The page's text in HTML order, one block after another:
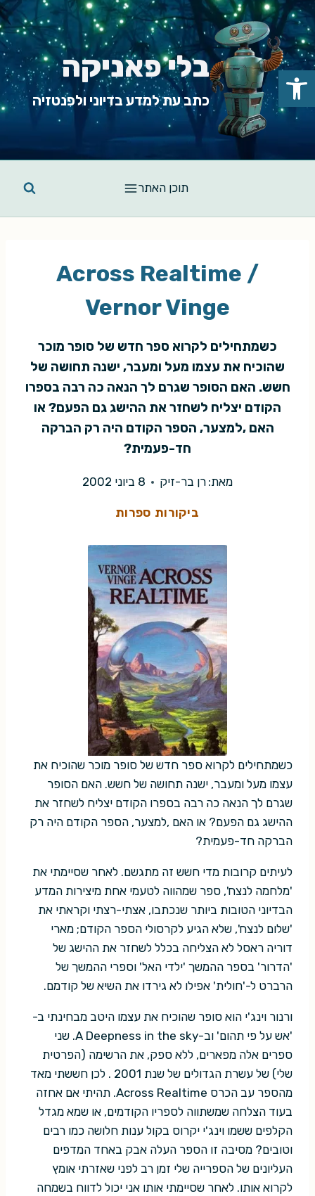
Skip
to
content
בלי פאניקה
כתב עת למדע בדיוני ולפנטזיה
תוכן האתר
Across Realtime /
Vernor Vinge
כשמתחילים לקרוא ספר חדש של סופר מוכר
שהוכיח את עצמו מעל ומעבר, ישנה תחושה של
חשש. האם הסופר שגרם לך הנאה כה רבה בספרו
הקודם יצליח לשחזר את ההישג גם הפעם? או
האם ,למצער, הספר הקודם היה רק הברקה
חד-פעמית?
מאת: רן בר-זיק 8 ביוני 2002
ביקורות ספרות
כשמתחילים לקרוא ספר חדש של סופר מוכר שהוכיח את
עצמו מעל ומעבר, ישנה תחושה של חשש. האם הסופר
שגרם לך הנאה כה רבה בספרו הקודם יצליח לשחזר את
ההישג גם הפעם? או האם ,למצער, הספר הקודם היה רק
הברקה חד-פעמית?
לעיתים קרובות מדי חשש זה מתגשם. לאחר שסיימתי את
'מלחמה לנצח', ספר שמהווה לטעמי אחת מיצירות המדע
הבדיוני הטובות ביותר שנכתבו, אצתי-רצתי וקראתי את
'שלום לנצח', שלא הגיע לקרסולי הספר הקודם; מארי
דוריה ראסל לא הצליחה בכלל לשחזר את ההישג של
'הדרור' בספר ההמשך 'ילדי האל' וספרי ההמשך של
הרברט ל-'חולית' אפילו לא גירדו את השיא של קודמם.
ורנור וינג'י הוא סופר שהוכיח את עצמו היטב מבחינתי ב-
'אש על פי תהום' וב-A Deepness in the sky. שני
ספרים אלה מפארים, ללא ספק, את הרשימה (הפרטית
שלי) של עשרת הגדולים של שנת 2001 . לכן חששתי מאד
מהספר עב הכרס Across Realtime. תהיתי אם אחזה
בעוד הצלחה שמשתווה לספריו הקודמים, או שמא מגדל
הקלפים ששמו וינג'י יקרוס בקול ענות חלושה כמו רבים
וטובים? מסיבה זו הספר העלה אבק באחד המדפים
העליונים של הספרייה שלי זמן רב לפני שאזרתי אומץ
לקרוא אותו. לאחר שסיימתי אותו אני יכול לדווח בשמחה
פתח סרגל נגישות